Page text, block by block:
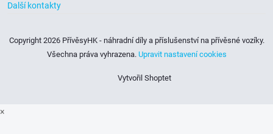
Další kontakty
Vytvořil Shoptet
Copyright 2026 PřívěsyHK - náhradní díly a příslušenství na přívěsné vozíky.
Všechna práva vyhrazena. Upravit nastavení cookies
×